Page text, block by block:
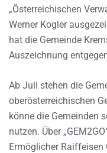
„Österreichischen
Werner Kogler
hat die Gemeinde
Auszeichnung
Ab Juli stehen die
oberösterreichischen
könne die Gemeinden
nutzen. Über
Ermöglicher Raiffeisen